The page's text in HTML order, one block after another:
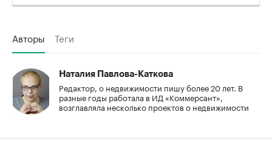
Авторы Теги
Наталия Павлова-Каткова
Редактор, о недвижимости пишу более 20 лет. В
разные годы работала в ИД «Коммерсант»,
возглавляла несколько проектов о недвижимости